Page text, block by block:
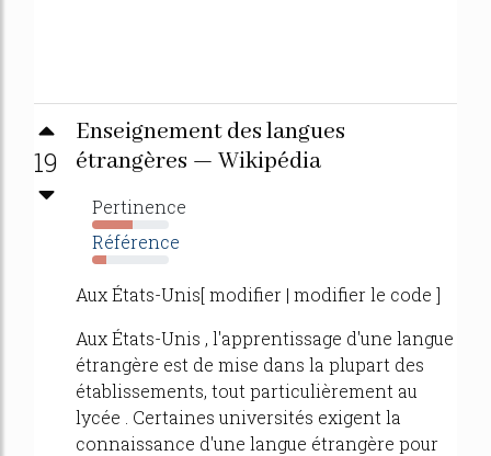
19
Enseignement des langues
étrangères — Wikipédia
Pertinence
53%
Référence
19%
Aux États-Unis[ modifier | modifier le code ]
Aux États-Unis , l'apprentissage d'une langue
étrangère est de mise dans la plupart des
établissements, tout particulièrement au
lycée . Certaines universités exigent la
connaissance d'une langue étrangère pour